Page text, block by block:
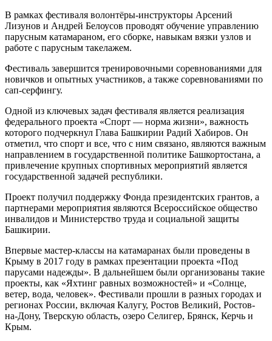
В рамках фестиваля волонтёры-инструкторы Арсений
Лизунов и Андрей Белоусов проводят обучение управлению
парусным катамараном, его сборке, навыкам вязки узлов и
работе с парусным такелажем.
Фестиваль завершится тренировочными соревнованиями для
новичков и опытных участников, а также соревнованиями по
сап-серфингу.
Одной из ключевых задач фестиваля является реализация
федерального проекта «Спорт — норма жизни», важность
которого подчеркнул Глава Башкирии Радий Хабиров. Он
отметил, что спорт и все, что с ним связано, являются важным
направлением в государственной политике Башкортостана, а
привлечение крупных спортивных мероприятий является
государственной задачей республики.
Проект получил поддержку Фонда президентских грантов, а
партнерами мероприятия являются Всероссийское общество
инвалидов и Министерство труда и социальной защиты
Башкирии.
Впервые мастер-классы на катамаранах были проведены в
Крыму в 2017 году в рамках презентации проекта «Под
парусами надежды». В дальнейшем были организованы такие
проекты, как «Яхтинг равных возможностей» и «Солнце,
ветер, вода, человек». Фестивали прошли в разных городах и
регионах России, включая Калугу, Ростов Великий, Ростов-
на-Дону, Тверскую область, озеро Селигер, Брянск, Керчь и
Крым.